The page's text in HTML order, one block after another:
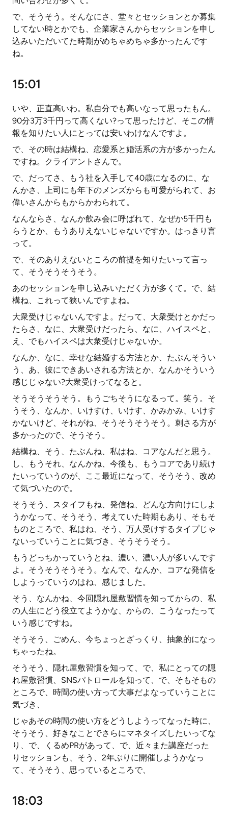
で、そうそう。そんなにさ、堂々とセッションとか募集
してない時とかでも、企業家さんからセッションを申し
込みいただいてた時期がめちゃめちゃ多かったんです
ね。
15:01
いや、正直高いわ。私自分でも高いなって思ったもん。
90分3万3千円って高くない?って思ったけど、そこの情
報を知りたい人にとっては安いわけなんですよ。
で、その時は結構ね、恋愛系と婚活系の方が多かったん
ですね。クライアントさんで。
で、だってさ、もう社を入手して40歳になるのに、な
んかさ、上司にも年下のメンズからも可愛がられて、お
偉いさんからもからかわられて。
なんならさ、なんか飲み会に呼ばれて、なぜか5千円も
らうとか、もうありえないじゃないですか。はっきり言
って。
で、そのありえないところの前提を知りたいって言っ
て、そうそうそうそう。
あのセッションを申し込みいただく方が多くて。で、結
構ね、これって狭いんですよね。
大衆受けじゃないんですよ。だって、大衆受けとかだっ
たらさ、なに、大衆受けだったら、なに、ハイスペと、
え、でもハイスペは大衆受けじゃないか。
なんか、なに、幸せな結婚する方法とか、たぶんそうい
う、あ、彼にできあいされる方法とか、なんかそういう
感じじゃない?大衆受けってなると。
そうそうそうそう。もうごちそうになるって。笑う。そ
うそう、なんか、いけすけ、いけす、かみかみ、いけす
かないけど、それがね、そうそうそうそう。刺さる方が
多かったので、そうそう。
結構ね、そう、たぶんね、私はね、コアなんだと思う。
し、もうそれ、なんかね、今後も、もうコアであり続け
たいっていうのが、ここ最近になって、そうそう、改め
て気づいたので。
そうそう、スタイフもね、発信ね、どんな方向けにしよ
うかなって、そうそう、考えていた時期もあり、そもそ
ものところで、私はね、そう、万人受けするタイプじゃ
ないっていうことに気づき、そうそうそう。
もうどっちかっていうとね、濃い、濃い人が多いんです
よ。そうそうそうそう。なんで、なんか、コアな発信を
しようっていうのはね、感じました。
そう、なんかね、今回隠れ屋敷習慣を知ってからの、私
の人生にどう役立てようかな、からの、こうなったって
いう感じですね。
そうそう、ごめん、今ちょっとざっくり、抽象的になっ
ちゃったね。
そうそう、隠れ屋敷習慣を知って、で、私にとっての隠
れ屋敷習慣、SNSパトロールを知って、で、そもそもの
ところで、時間の使い方って大事だよなっていうことに
気づき、
じゃあその時間の使い方をどうしようってなった時に、
そうそう、好きなことでさらにマネタイズしたいってな
り、で、くるめPRがあって、で、近々また講座だった
りセッションも、そう、2年ぶりに開催しようかなっ
て、そうそう、思っているところで、
18:03